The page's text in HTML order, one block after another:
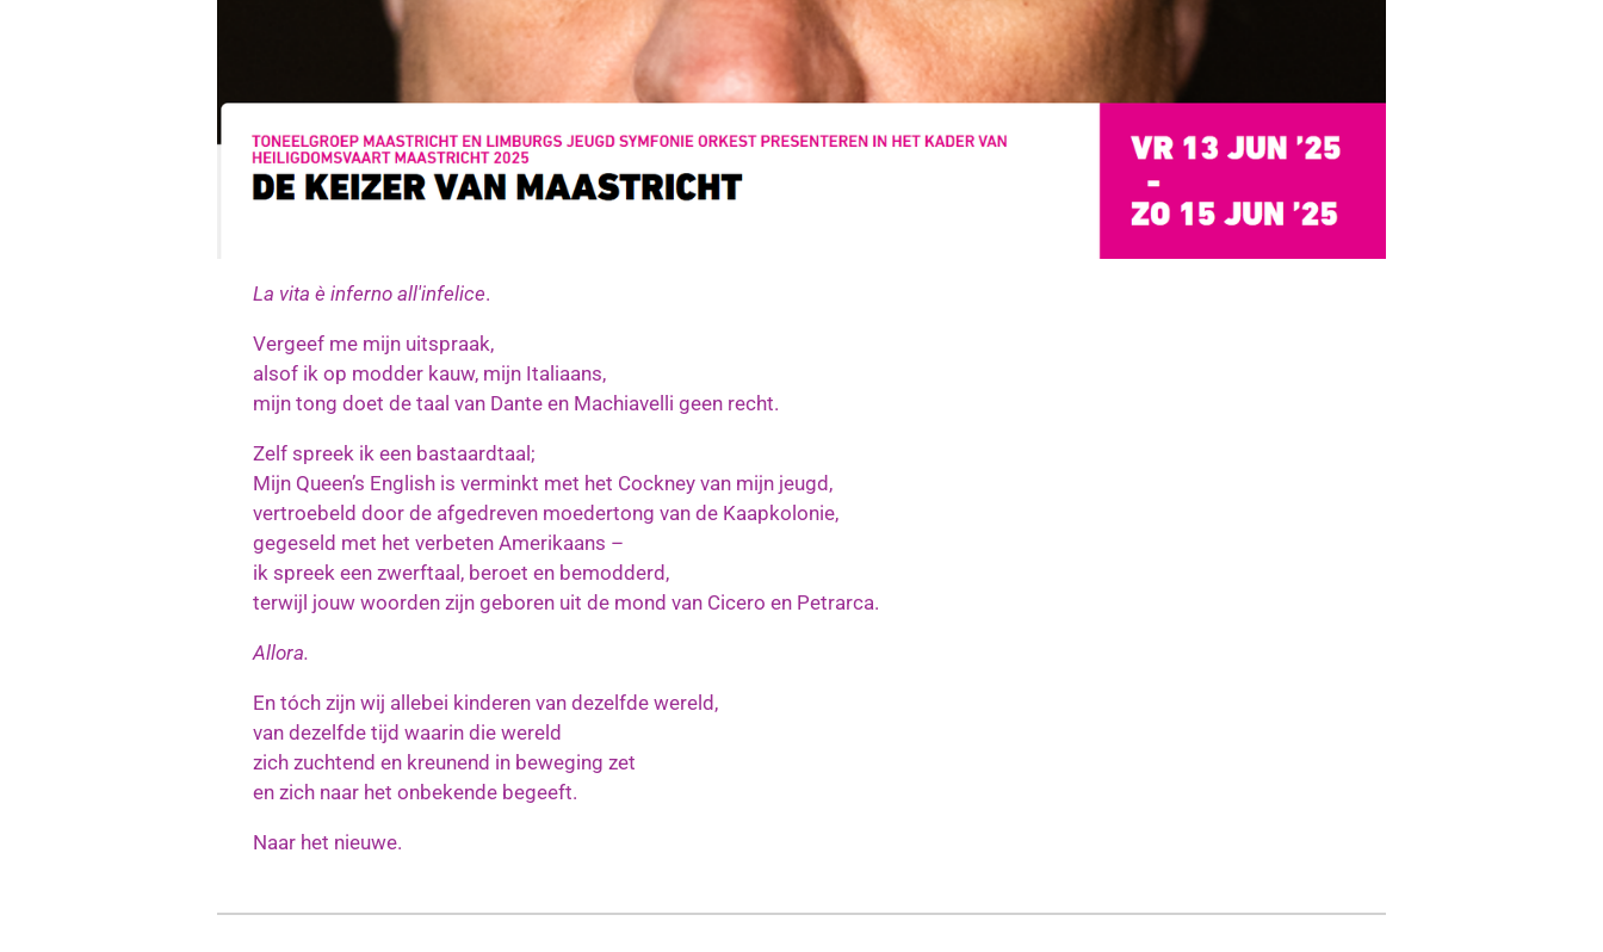
La vita è inferno all'infelice.
Vergeef me mijn uitspraak,
alsof ik op modder kauw, mijn Italiaans,
mijn tong doet de taal van Dante en Machiavelli geen recht.
Zelf spreek ik een bastaardtaal;
Mijn Queen’s English is verminkt met het Cockney van mijn jeugd,
vertroebeld door de afgedreven moedertong van de Kaapkolonie,
gegeseld met het verbeten Amerikaans –
ik spreek een zwerftaal, beroet en bemodderd,
terwijl jouw woorden zijn geboren uit de mond van Cicero en Petrarca.
Allora.
En tóch zijn wij allebei kinderen van dezelfde wereld,
van dezelfde tijd waarin die wereld
zich zuchtend en kreunend in beweging zet
en zich naar het onbekende begeeft.
Naar het nieuwe.